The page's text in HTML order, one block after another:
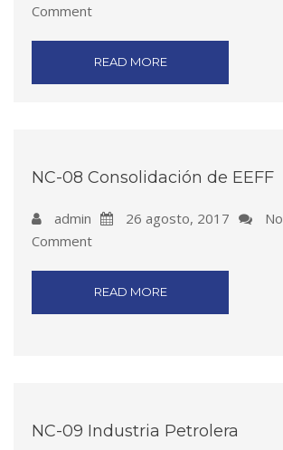
Comment
READ MORE
NC-08 Consolidación de EEFF
admin 26 agosto, 2017
No
Comment
READ MORE
NC-09 Industria Petrolera